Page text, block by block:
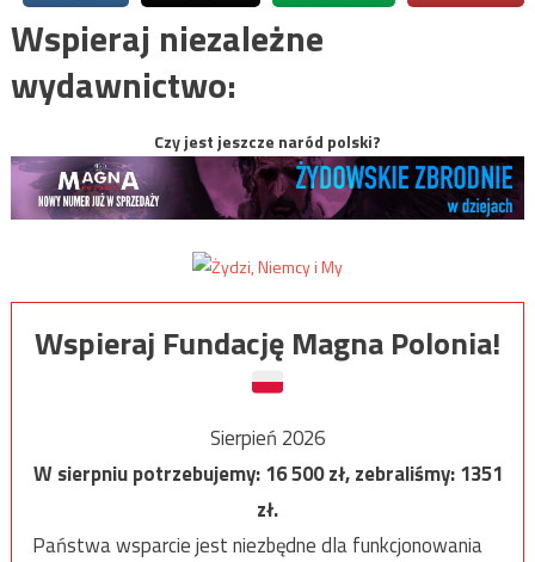
Wspieraj niezależne
wydawnictwo:
Czy jest jeszcze naród polski?
Wspieraj Fundację Magna Polonia!
Sierpień 2026
W sierpniu potrzebujemy:16 500zł, zebraliśmy:1351
zł.
Państwa wsparcie jest niezbędne dla funkcjonowania